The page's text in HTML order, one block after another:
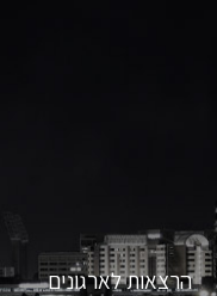
הרצאות לארגונים